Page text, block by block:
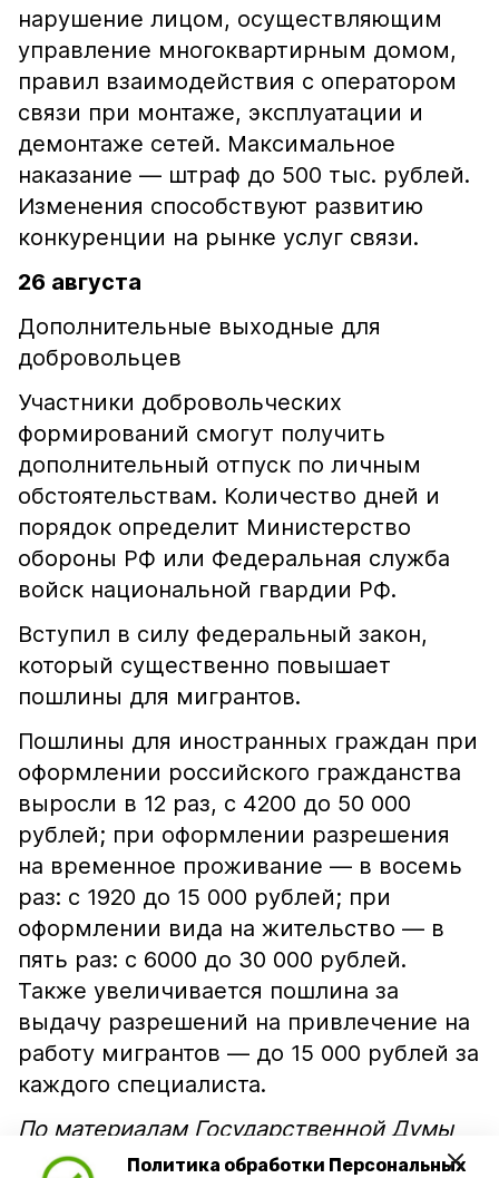
Политика обработки Персональных
нарушение лицом, осуществляющим
управление многоквартирным домом,
правил взаимодействия с оператором
связи при монтаже, эксплуатации и
демонтаже сетей. Максимальное
наказание — штраф до 500 тыс. рублей.
Изменения способствуют развитию
конкуренции на рынке услуг связи.
26 августа
Дополнительные выходные для
добровольцев
Участники добровольческих
формирований смогут получить
дополнительный отпуск по личным
обстоятельствам. Количество дней и
порядок определит Министерство
обороны РФ или Федеральная служба
войск национальной гвардии РФ.
Вступил в силу федеральный закон,
который существенно повышает
пошлины для мигрантов.
Пошлины для иностранных граждан при
оформлении российского гражданства
выросли в 12 раз, с 4200 до 50 000
рублей; при оформлении разрешения
на временное проживание — в восемь
раз: с 1920 до 15 000 рублей; при
оформлении вида на жительство — в
пять раз: с 6000 до 30 000 рублей.
Также увеличивается пошлина за
выдачу разрешений на привлечение на
работу мигрантов — до 15 000 рублей за
каждого специалиста.
По материалам Государственной Думы
РФ